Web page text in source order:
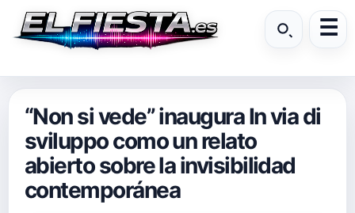
“Non si vede” inaugura In via di
sviluppo como un relato
abierto sobre la invisibilidad
contemporánea